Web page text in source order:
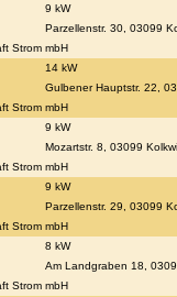
9 kW
Parzellenstr. 30, 03099
Strom mbH
14 kW
Gulbener Hauptstr. 22,
Strom mbH
9 kW
Mozartstr. 8, 03099
Strom mbH
9 kW
Parzellenstr. 29, 03099
Strom mbH
8 kW
Am Landgraben 18,
Strom mbH